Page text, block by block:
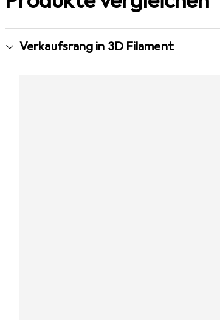
Verkaufsrang in 3D Filament